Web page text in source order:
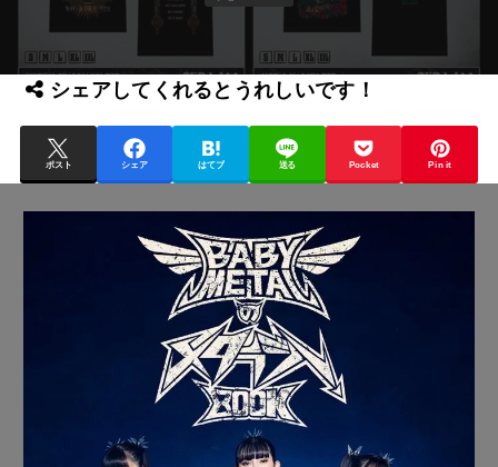
シェアしてくれるとうれしいです！
ポスト シェア はてブ 送る Pocket Pin it